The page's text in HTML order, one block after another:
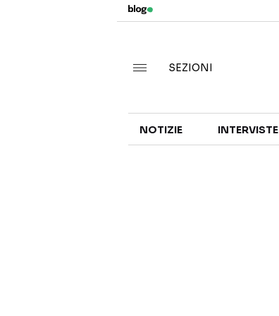
SEZIONI
NOTIZIE INTERVISTE